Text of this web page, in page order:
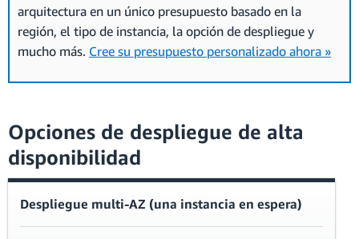
arquitectura en un único presupuesto basado en la
región, el tipo de instancia, la opción de despliegue y
mucho más. Cree su presupuesto personalizado ahora »
Opciones de despliegue de alta
disponibilidad
Despliegue multi-AZ (una instancia en espera)